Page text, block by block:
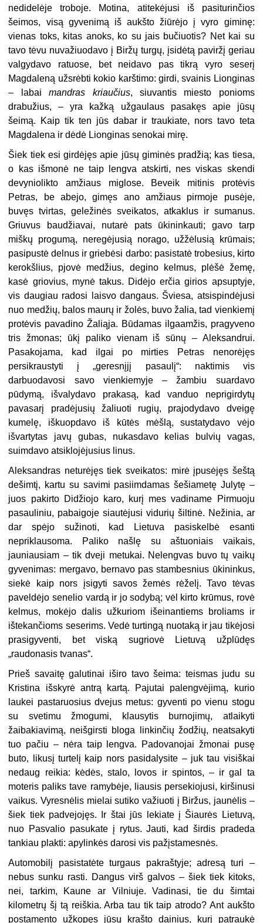
nedidelėje troboje. Motina, atitekėjusi iš pasiturinčios
šeimos, visą gyvenimą iš aukšto žiūrėjo į vyro giminę:
vienas toks, kitas anoks, ko su jais bučiuotis? Net kai su
tavo tėvu nuvažiuodavo į Biržų turgų, įsidėtą paviržį geriau
valgydavo ratuose, bet neidavo pas tikrą vyro seserį
Magdaleną užsrėbti kokio karštimo: girdi, svainis Lionginas
– labaimandras kriaučius, siuvantis miesto ponioms
drabužius, – yra kažką užgaulaus pasakęs apie jūsų
šeimą. Kaip tik ten jūs dabar ir traukiate, nors tavo teta
Magdalena ir dėdė Lionginas senokai mirę.
Šiek tiek esi girdėjęs apie jūsų giminės pradžią; kas tiesa,
o kas išmonė ne taip lengva atskirti, nes viskas skendi
devyniolikto amžiaus miglose. Beveik mitinis protėvis
Petras, be abejo, gimęs ano amžiaus pirmoje pusėje,
buvęs tvirtas, geležinės sveikatos, atkaklus ir sumanus.
Griuvus baudžiavai, nutarė pats ūkininkauti; gavo tarp
miškų progumą, neregėjusią norago, užžėlusią krūmais;
pasipustė delnus ir griebėsi darbo: pasistatė trobesius, kirto
kerokšlius, pjovė medžius, degino kelmus, plėšė žemę,
kasė griovius, mynė takus. Didėjo erčia girios apsuptyje,
vis daugiau radosi laisvo dangaus. Šviesa, atsispindėjusi
nuo medžių, balos maurų ir žolės, buvo žalia, tad vienkiemį
protėvis pavadino Žaliąja. Būdamas ilgaamžis, pragyveno
tris žmonas; ūkį paliko vienam iš sūnų – Aleksandrui.
Pasakojama, kad ilgai po mirties Petras nenorėjęs
persikraustyti į „geresnįjį pasaulį“: naktimis vis
darbuodavosi savo vienkiemyje – žambiu suardavo
pūdymą, išvalydavo prakasą, kad vanduo neprigirdytų
pavasarį pradėjusių žaliuoti rugių, prajodydavo dveigę
kumelę, iškuopdavo iš kūtės mėšlą, sustatydavo vėjo
išvartytas javų gubas, nukasdavo kelias bulvių vagas,
suimdavo atsiklojėjusius linus.
Aleksandras neturėjęs tiek sveikatos: mirė įpusėjęs šeštą
dešimtį, kartu su savimi pasiimdamas šešiametę Julytę –
juos pakirto Didžiojo karo, kurį mes vadiname Pirmuoju
pasauliniu, pabaigoje siautėjusi vidurių šiltinė. Nežinia, ar
dar spėjo sužinoti, kad Lietuva pasiskelbė esanti
nepriklausoma. Paliko našlę su aštuoniais vaikais,
jauniausiam – tik dveji metukai. Nelengvas buvo tų vaikų
gyvenimas: mergavo, bernavo pas stambesnius ūkininkus,
siekė kaip nors įsigyti savos žemės rėželį. Tavo tėvas
paveldėjo senelio vardą ir jo sodybą; vėl kirto krūmus, rovė
kelmus, mokėjo dalis užkuriom išeinantiems broliams ir
ištekančioms seserims. Vedė turtingą nuotaką ir jau tikėjosi
prasigyventi, bet viską sugriovė Lietuvą užplūdęs
„raudonasis tvanas“.
Prieš savaitę galutinai iširo tavo šeima: teismas judu su
Kristina išskyrė antrą kartą. Pajutai palengvėjimą, kurio
laukei pastaruosius dvejus metus: gyventi po vienu stogu
su svetimu žmogumi, klausytis burnojimų, atlaikyti
žaibakiavimą, neišgirsti bloga linkinčių žodžių, neatsakyti
tuo pačiu – nėra taip lengva. Padovanojai žmonai pusę
buto, likusį turtelį kaip nors pasidalysite – juk tau visiškai
nedaug reikia: kėdės, stalo, lovos ir spintos, – ir gal ta
moteris paliks tave ramybėje, liausis persekiojusi, kiršinusi
vaikus. Vyresnėlis mielai sutiko važiuoti į Biržus, jaunėlis –
šiek tiek padvejojęs. Ir štai jūs lekiate į Šiaurės Lietuvą,
nuo Pasvalio pasukate į rytus. Jauti, kad širdis pradeda
tankiau plakti: apylinkės darosi vis pažįstamesnės.
Automobilį pasistatėte turgaus pakraštyje; adresą turi –
nebus sunku rasti. Dangus virš galvos – šiek tiek kitoks,
nei, tarkim, Kaune ar Vilniuje. Vadinasi, tie du šimtai
kilometrų šį tą reiškia. Arba tau tik taip atrodo? Ant aukšto
postamento užkopęs jūsų krašto dainius, kurį patraukė